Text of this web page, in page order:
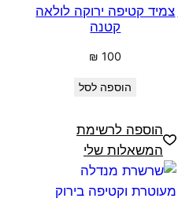
צמיד קטיפה ירוקה לולאה
קטנה
₪ 100
הוספה לסל
הוספה לרשימת
המשאלות שלי